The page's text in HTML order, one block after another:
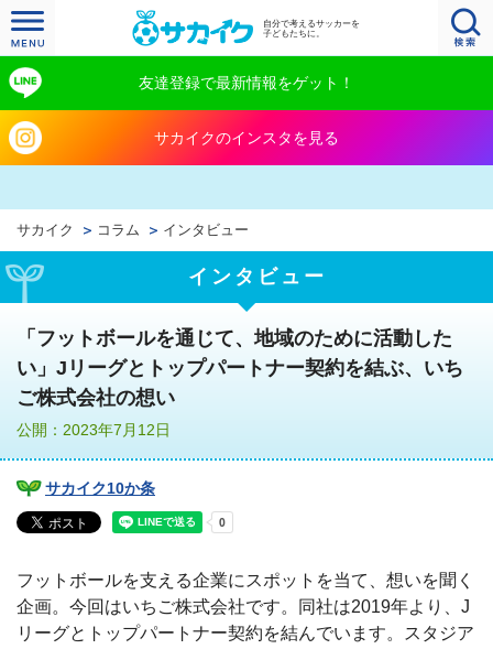
自分で考えるサッカーを
子どもたちに。
友達登録で最新情報をゲット！
サカイクのインスタを見る
サカイク コラム インタビュー
インタビュー
「フットボールを通じて、地域のために活動した
い」Jリーグとトップパートナー契約を結ぶ、いち
ご株式会社の想い
公開：2023年7月12日
サカイク10か条
フットボールを支える企業にスポットを当て、想いを聞く
企画。今回はいちご株式会社です。同社は2019年より、J
リーグとトップパートナー契約を結んでいます。スタジア